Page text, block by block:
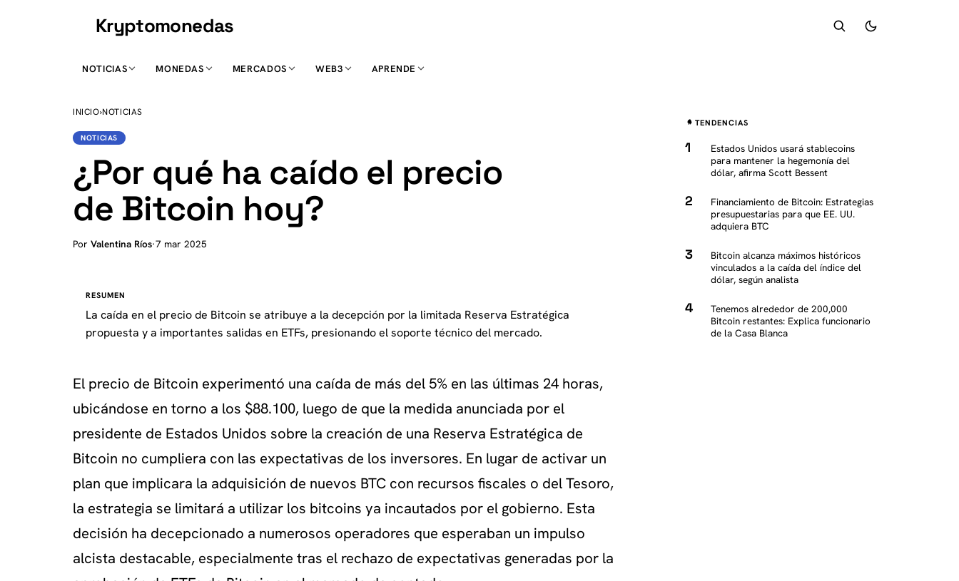
Kryptomonedas
NOTICIAS MONEDAS MERCADOS WEB3 APRENDE
INICIO›NOTICIAS
NOTICIAS
¿Por qué ha caído el precio
de Bitcoin hoy?
Por Valentina Ríos·7 mar 2025
RESUMEN
La caída en el precio de Bitcoin se atribuye a la decepción por la limitada Reserva Estratégica
propuesta y a importantes salidas en ETFs, presionando el soporte técnico del mercado.
El precio de Bitcoin experimentó una caída de más del 5% en las últimas 24 horas,
ubicándose en torno a los $88.100, luego de que la medida anunciada por el
presidente de Estados Unidos sobre la creación de una Reserva Estratégica de
Bitcoin no cumpliera con las expectativas de los inversores. En lugar de activar un
plan que implicara la adquisición de nuevos BTC con recursos fiscales o del Tesoro,
la estrategia se limitará a utilizar los bitcoins ya incautados por el gobierno. Esta
decisión ha decepcionado a numerosos operadores que esperaban un impulso
alcista destacable, especialmente tras el rechazo de expectativas generadas por la
TENDENCIAS
Estados Unidos usará stablecoins
para mantener la hegemonía del
dólar, afirma Scott Bessent
Financiamiento de Bitcoin: Estrategias
presupuestarias para que EE. UU.
adquiera BTC
Bitcoin alcanza máximos históricos
vinculados a la caída del índice del
dólar, según analista
Tenemos alrededor de 200,000
Bitcoin restantes: Explica funcionario
de la Casa Blanca